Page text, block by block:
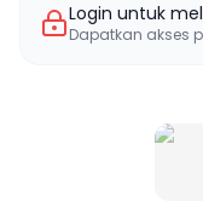
Login untuk
Dapatkan akses